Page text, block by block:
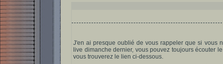
J'en ai presque oublié de vous rappeler que si vous
live dimanche dernier, vous pouvez toujours écouter
vous trouverez le lien ci-dessous.